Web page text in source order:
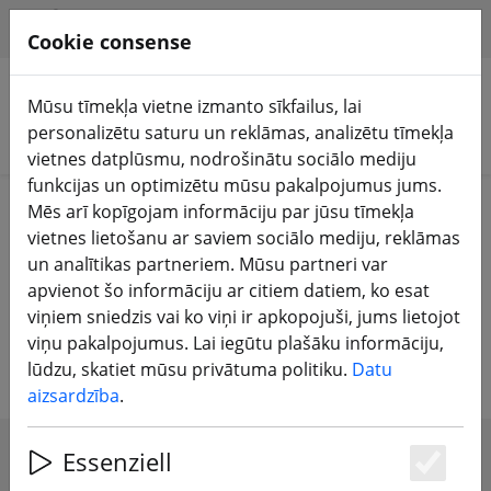
Meklēt produktus
Home Aprīkojums TBS Crossfire un TBS Tango
Team Blacksheep Crossfire
raidītājs un uztvērējs - dažādība -
Micro - Nano
Cookie consense
Mūsu tīmekļa vietne izmanto sīkfailus, lai
personalizētu saturu un reklāmas, analizētu tīmekļa
vietnes datplūsmu, nodrošinātu sociālo mediju
funkcijas un optimizētu mūsu pakalpojumus jums.
Mēs arī kopīgojam informāciju par jūsu tīmekļa
vietnes lietošanu ar saviem sociālo mediju, reklāmas
un analītikas partneriem. Mūsu partneri var
apvienot šo informāciju ar citiem datiem, ko esat
viņiem sniedzis vai ko viņi ir apkopojuši, jums lietojot
viņu pakalpojumus. Lai iegūtu plašāku informāciju,
lūdzu, skatiet mūsu privātuma politiku. Datu
aizsardzība.
Essenziell